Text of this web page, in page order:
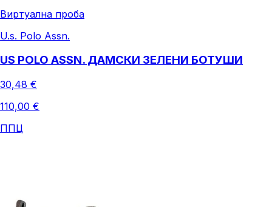
Виртуална проба
U.s. Polo Assn.
US POLO ASSN. ДАМСКИ ЗЕЛЕНИ БОТУШИ
30,48 €
110,00 €
ППЦ